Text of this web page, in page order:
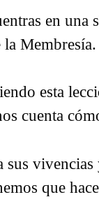
en una
la Membresía.
esta
cuenta
sus
que